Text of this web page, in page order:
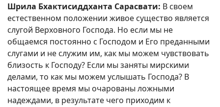
Шрила Бхактисиддханта Сарасвати: В своем
естественном положении живое существо является
слугой Верховного Господа. Но если мы не
общаемся постоянно с Господом и Его преданными
слугами и не служим им, как мы можем чувствовать
близость к Господу? Если мы заняты мирскими
делами, то как мы можем услышать Господа? В
настоящее время мы очарованы ложными
надеждами, в результате чего приходим к